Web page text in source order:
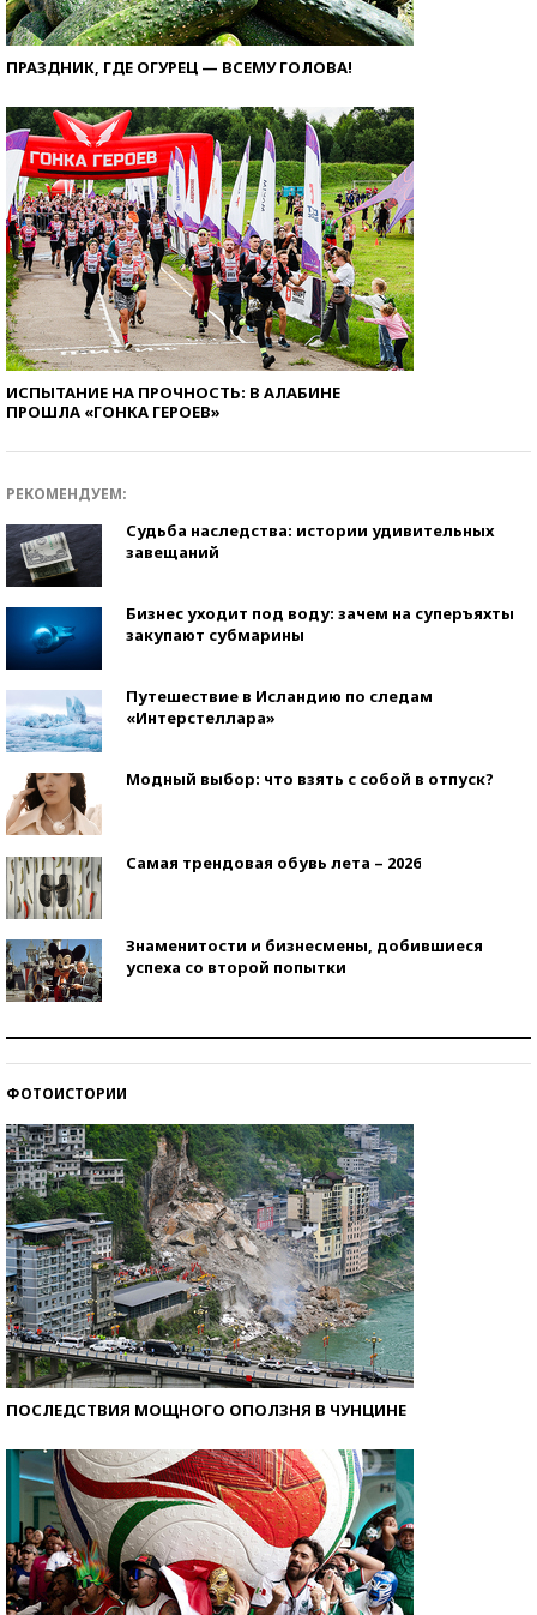
ПРАЗДНИК, ГДЕ ОГУРЕЦ — ВСЕМУ ГОЛОВА!
ИСПЫТАНИЕ НА ПРОЧНОСТЬ: В АЛАБИНЕ
ПРОШЛА «ГОНКА ГЕРОЕВ»
РЕКОМЕНДУЕМ:
Судьба наследства: истории удивительных
завещаний
Бизнес уходит под воду: зачем на суперъяхты
закупают субмарины
Путешествие в Исландию по следам
«Интерстеллара»
Модный выбор: что взять с собой в отпуск?
Самая трендовая обувь лета – 2026
Знаменитости и бизнесмены, добившиеся
успеха со второй попытки
ФОТОИСТОРИИ
ПОСЛЕДСТВИЯ МОЩНОГО ОПОЛЗНЯ В ЧУНЦИНЕ